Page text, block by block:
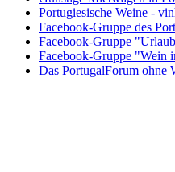
Portugiesische Weine -
Facebook-Gruppe des
Facebook-Gruppe
Facebook-Gruppe "Wein
Das PortugalForum ohne